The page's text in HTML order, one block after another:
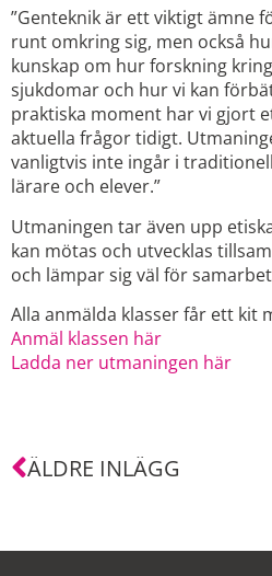
”Genteknik är ett viktigt ämne
runt omkring sig, men också
kunskap om hur forskning
sjukdomar och hur vi kan
praktiska moment har vi gjort
aktuella frågor tidigt.
vanligtvis inte ingår i
lärare och elever.”
Utmaningen tar även upp
kan mötas och utvecklas
och lämpar sig väl för
Alla anmälda klasser får ett kit
Anmäl klassen här
Ladda ner utmaningen här
ÄLDRE INLÄGG